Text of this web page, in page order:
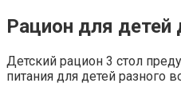
Рацион для детей
Детский рацион 3 стол
питания для детей разного